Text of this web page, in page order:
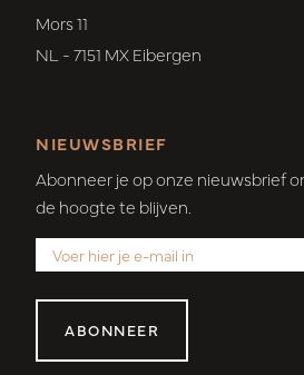
Mors 11
NL - 7151 MX Eibergen
NIEUWSBRIEF
Abonneer je op onze nieuwsbrief
de hoogte te blijven.
ABONNEER